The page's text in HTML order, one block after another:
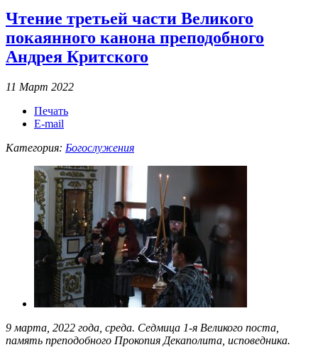
Чтение третьей части Великого
покаянного канона преподобного
Андрея Критского
11 Март 2022
Печать
E-mail
Категория: Богослужения
9 марта, 2022 года, среда. Седмица 1-я Великого поста,
память преподобного Прокопия Декаполита, исповедника.